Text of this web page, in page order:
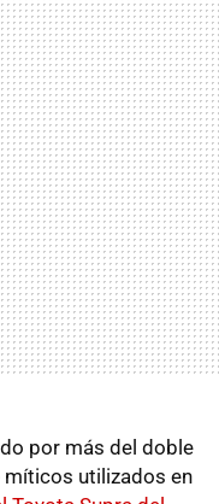
por más del doble
utilizados en